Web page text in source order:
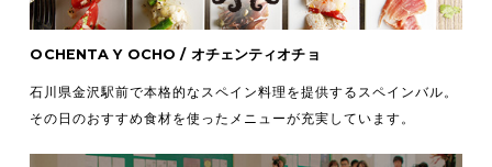
OCHENTA Y OCHO / オチェンティオチョ
石川県金沢駅前で本格的なスペイン料理を提供するスペインバル。
その日のおすすめ食材を使ったメニューが充実しています。